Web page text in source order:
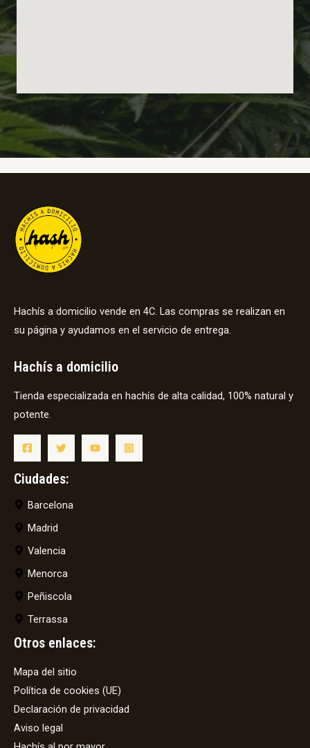
Hachís a domicilio vende en 4C. Las compras se realizan en
su página y ayudamos en el servicio de entrega.
Hachís a domicilio
Tienda especializada en hachís de alta calidad, 100% natural y
potente.
Ciudades:
Barcelona
Madrid
Valencia
Menorca
Peñiscola
Terrassa
Otros enlaces:
Mapa del sitio
Política de cookies (UE)
Declaración de privacidad
Aviso legal